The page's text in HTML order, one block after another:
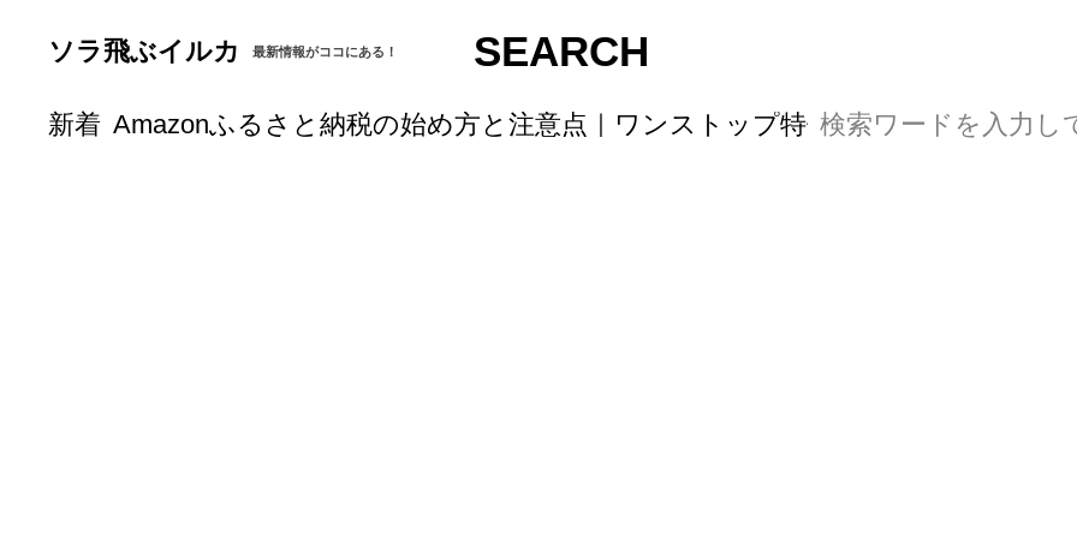
ソラ飛ぶイルカ 最新情報がココにある！ SEARCH
新着 Amazonふるさと納税の始め方と注意点｜ワンストップ特例の申請まで完全ガ